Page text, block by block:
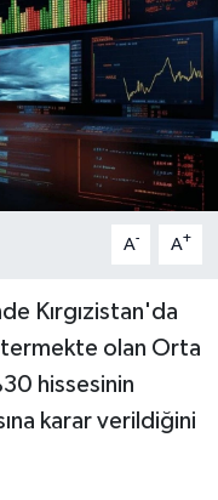
A- A+
Kırgızistan'da
olan Orta
hissesinin
karar verildiğini